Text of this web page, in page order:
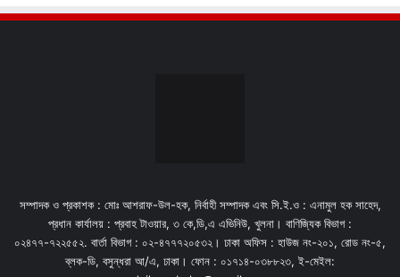
সম্পাদক ও প্রকাশক : মোঃ আশরাফ-উল-হক, নির্বাহী সম্পাদক এবং সি.ই.ও : এনামুল হক সাহেদ,
প্রধান কার্যালয় : প্রবাহ টাওয়ার, ৩ কে,ডি,এ এভিনিউ, খুলনা। বাণিজ্যিক বিভাগ :
০২৪৭৭-৭২২৫৫২. বার্তা বিভাগ : ০২-৪৭৭৭২০৫৩২। ঢাকা অফিস : হাউজ নং-২০১, রোড নং-৫,
ব্লক-ডি, বসুন্ধরা আ/এ, ঢাকা। ফোন : ০১৭১৪-০৩৮৮২৩, ই-মেইল: